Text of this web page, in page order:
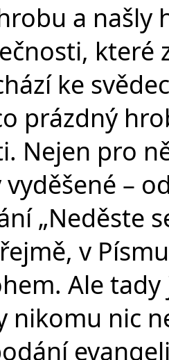
a našly
které
ke
prázdný
Nejen pro
vyděšené –
„Neděste
v
Ale
nikomu nic